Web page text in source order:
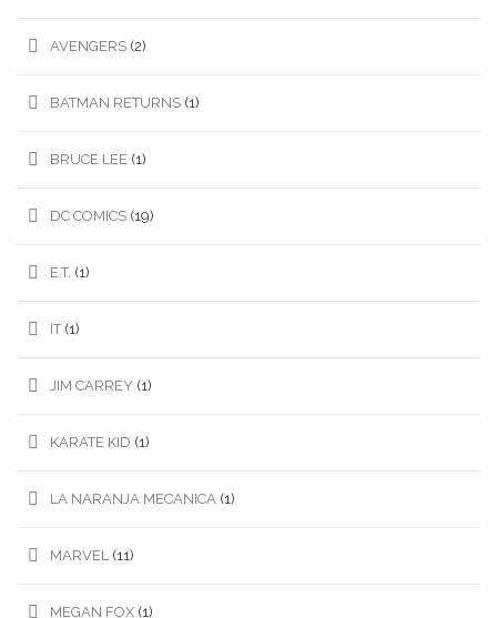
AVENGERS (2)
BATMAN RETURNS (1)
BRUCE LEE (1)
DC COMICS (19)
E.T. (1)
IT (1)
JIM CARREY (1)
KARATE KID (1)
LA NARANJA MECANICA (1)
MARVEL (11)
MEGAN FOX (1)